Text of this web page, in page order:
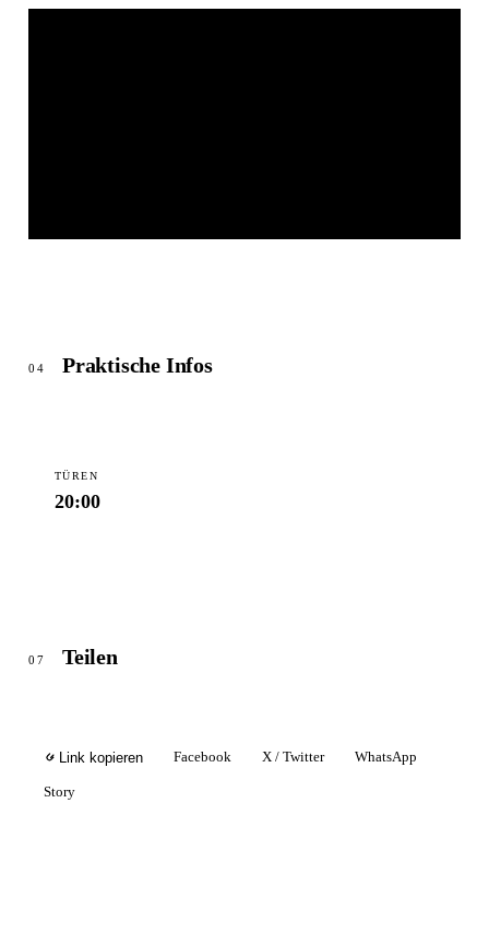
04 Praktische Infos
TÜREN
20:00
07 Teilen
Link kopieren Facebook X / Twitter WhatsApp
Story